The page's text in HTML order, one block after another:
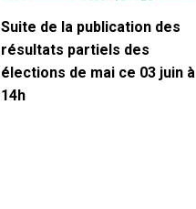
Suite de la publication des
résultats partiels des
élections de mai ce 03 juin à
14h